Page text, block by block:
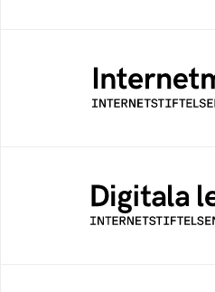
Ett digitalt museum
av
Öppen digital lärresurs
för alla stadier i